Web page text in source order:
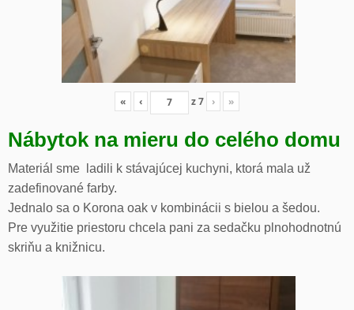
« ‹ z7 › »
Nábytok na mieru do celého domu
Materiál sme ladili k stávajúcej kuchyni, ktorá mala už
zadefinované farby.
Jednalo sa o Korona oak v kombinácii s bielou a šedou.
Pre využitie priestoru chcela pani za sedačku plnohodnotnú
skriňu a knižnicu.